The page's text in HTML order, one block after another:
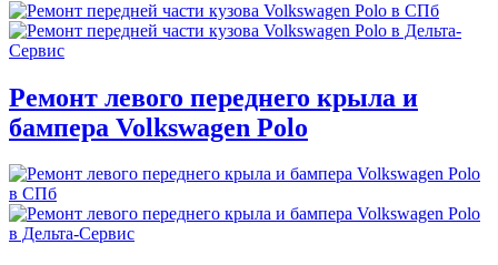
Ремонт левого переднего крыла и
бампера Volkswagen Polo